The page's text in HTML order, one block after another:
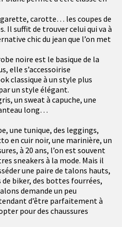
carotte… les coupes de
Il suffit de trouver celui qui va à
chic du jean que l’on met
noire est le basique de la
elle s’accessoirise
classique à un style plus
un style élégant.
un sweat à capuche, une
long…
une tunique, des leggings,
en cuir noir, une marinière, un
à 20 ans, l’on est souvent
sneakers à la mode. Mais il
une paire de talons hauts,
biker, des bottes fourrées,
demande un peu
d’être parfaitement à
pour des chaussures